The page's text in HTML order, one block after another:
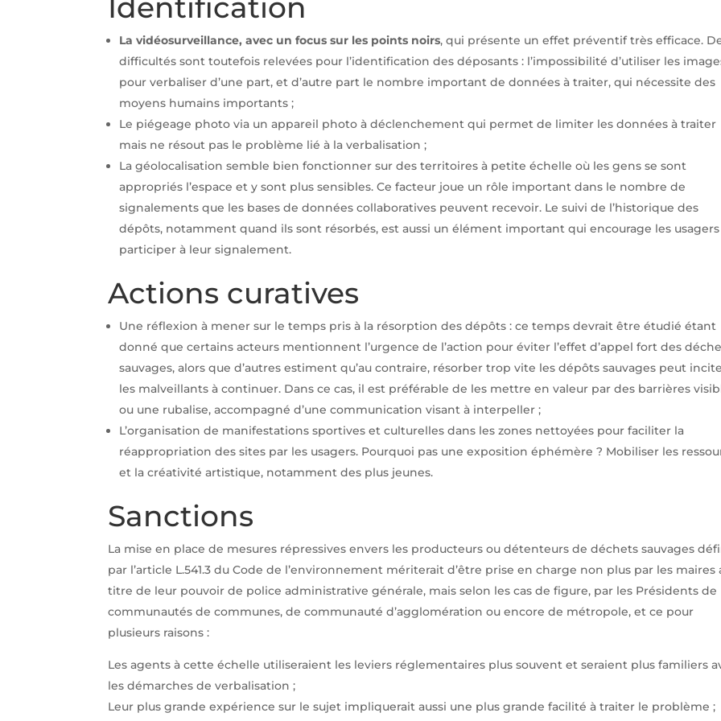
Identification
La vidéosurveillance, avec un focus sur les points noirs, qui présente un effet préventif très efficace.
difficultés sont toutefois relevées pour l’identification des déposants : l’impossibilité d’utiliser les
pour verbaliser d’une part, et d’autre part le nombre important de données à traiter, qui nécessite des
moyens humains importants ;
Le piégeage photo via un appareil photo à déclenchement qui permet de limiter les données à traiter
mais ne résout pas le problème lié à la verbalisation ;
La géolocalisation semble bien fonctionner sur des territoires à petite échelle où les gens se sont
appropriés l’espace et y sont plus sensibles. Ce facteur joue un rôle important dans le nombre de
signalements que les bases de données collaboratives peuvent recevoir. Le suivi de l’historique des
dépôts, notamment quand ils sont résorbés, est aussi un élément important qui encourage les usagers
participer à leur signalement.
Actions curatives
Une réflexion à mener sur le temps pris à la résorption des dépôts : ce temps devrait être étudié étant
donné que certains acteurs mentionnent l’urgence de l’action pour éviter l’effet d’appel fort des
sauvages, alors que d’autres estiment qu’au contraire, résorber trop vite les dépôts sauvages peut
les malveillants à continuer. Dans ce cas, il est préférable de les mettre en valeur par des barrières
ou une rubalise, accompagné d’une communication visant à interpeller ;
L’organisation de manifestations sportives et culturelles dans les zones nettoyées pour faciliter la
réappropriation des sites par les usagers. Pourquoi pas une exposition éphémère ? Mobiliser les
et la créativité artistique, notamment des plus jeunes.
Sanctions
La mise en place de mesures répressives envers les producteurs ou détenteurs de déchets sauvages
par l’article L.541.3 du Code de l’environnement mériterait d’être prise en charge non plus par les maires
titre de leur pouvoir de police administrative générale, mais selon les cas de figure, par les Présidents de
communautés de communes, de communauté d’agglomération ou encore de métropole, et ce pour
plusieurs raisons :
Les agents à cette échelle utiliseraient les leviers réglementaires plus souvent et seraient plus familiers
les démarches de verbalisation ;
Leur plus grande expérience sur le sujet impliquerait aussi une plus grande facilité à traiter le problème ;